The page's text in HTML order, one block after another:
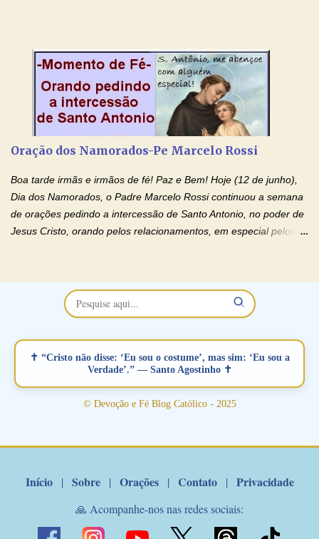
no programa de rádio Momento de Fé, pela cura dos
relacionamentos. Seu relacionamento está doente? Você está
sofrendo? Então ouça o Momento de Fé e entre nesta corrente
de orações abençoadas, d eixe o Amor Ágape de Jesus curar e
restaurar você e seu relacionamento. Adriana-Devoção e Fé
Oração Pelos Casais Que Estão Separados Casais que estão
separados, devido ao envolvimento de outras pessoas no
relacionamento e que minaram, espiritualmente, a relação do
casal. Vamos orar (coloque o seu esposo ou esposa diante de
Deus). "Senhor Jesus, restaura os laços ...
Oração dos Namorados-Pe Marcelo Rossi
Boa tarde irmãs e irmãos de fé! Paz e Bem! Hoje (12 de junho),
Dia dos Namorados, o Padre Marcelo Rossi continuou a semana
de orações pedindo a intercessão de Santo Antonio, no poder de
Jesus Cristo, orando pelos relacionamentos, em especial pelos
maravilhosos cartões que coloquei aqui para vocês. Não perca
esta abençoada semana no Momento de Fé do Padre Marcelo,
vamos juntos formar esta forte corrente de orações. Você que
verdadeiro, ou que está com problemas no relacionamento
amoroso, creia na poderosa intercessão deste santo amigo:
Santo Antonio! Tenha fé, não desista, pois ele intercede por nós
junto a Jesus! Fique no Amor Ágape de Jesus e no Amor Materno
✝ “Cristo não disse: ‘Eu sou o costume’, mas sim: ‘Eu sou a
Verdade’.” — Santo Agostinho ✝
© Devoção e Fé Blog Católico - 2025
Início | Sobre | Orações | Contato | Privacidade
🙏 Acompanhe-nos nas redes sociais: